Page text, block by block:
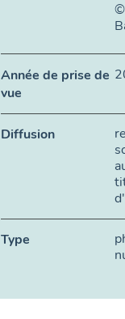
Année de prise de
vue
Diffusion
Type